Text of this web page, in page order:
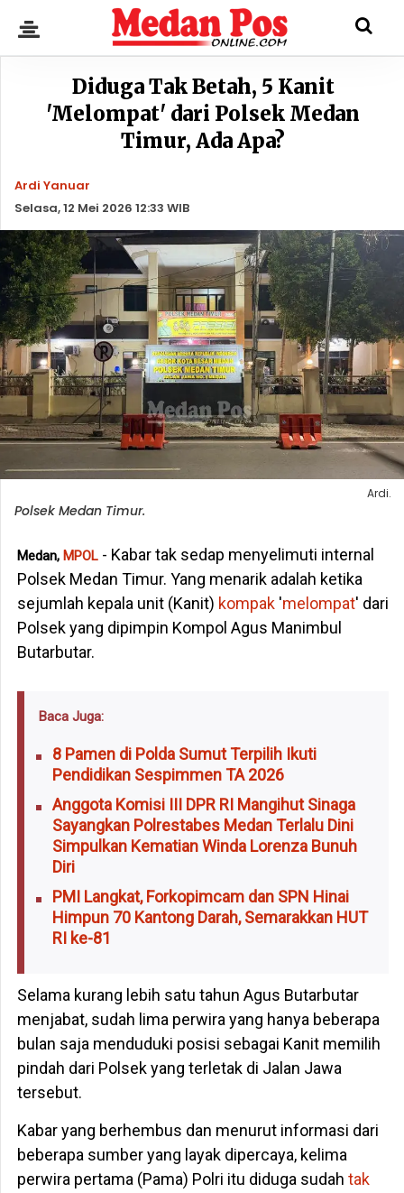
Diduga Tak Betah, 5 Kanit
'Melompat' dari Polsek Medan
Timur, Ada Apa?
Ardi Yanuar
Selasa, 12 Mei 2026 12:33 WIB
Ardi.
Polsek Medan Timur.
Medan, MPOL- Kabar tak sedap menyelimuti internal
Polsek Medan Timur. Yang menarik adalah ketika
sejumlah kepala unit (Kanit) kompak'melompat' dari
Polsek yang dipimpin Kompol Agus Manimbul
Butarbutar.
Baca Juga:
8 Pamen di Polda Sumut Terpilih Ikuti
Pendidikan Sespimmen TA 2026
Anggota Komisi III DPR RI Mangihut Sinaga
Sayangkan Polrestabes Medan Terlalu Dini
Simpulkan Kematian Winda Lorenza Bunuh
Diri
PMI Langkat, Forkopimcam dan SPN Hinai
Himpun 70 Kantong Darah, Semarakkan HUT
RI ke-81
Selama kurang lebih satu tahun Agus Butarbutar
menjabat, sudah lima perwira yang hanya beberapa
bulan saja menduduki posisi sebagai Kanit memilih
pindah dari Polsek yang terletak di Jalan Jawa
tersebut.
Kabar yang berhembus dan menurut informasi dari
beberapa sumber yang layak dipercaya, kelima
perwira pertama (Pama) Polri itu diduga sudah tak